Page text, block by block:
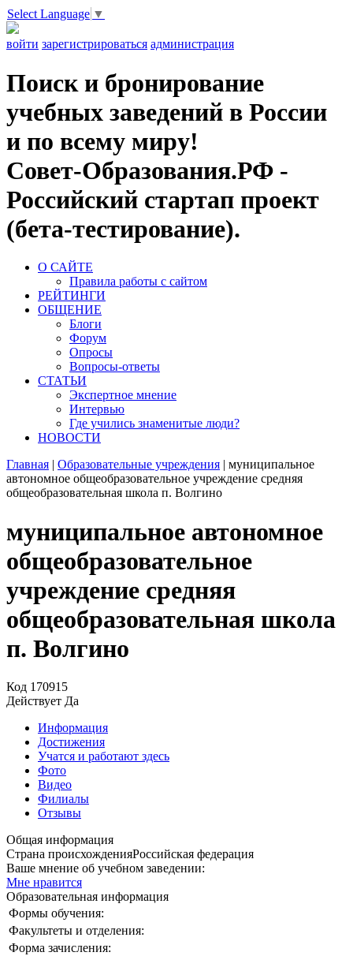
Select Language ▼
войти зарегистрироваться администрация
Поиск и бронирование
учебных заведений в России
и по всему миру!
Совет-Образования.РФ -
Российский стартап проект
(бета-тестирование).
О САЙТЕ
Правила работы с сайтом
РЕЙТИНГИ
ОБЩЕНИЕ
Блоги
Форум
Опросы
Вопросы-ответы
СТАТЬИ
Экспертное мнение
Интервью
Где учились знаменитые люди?
НОВОСТИ
Главная | Образовательные учреждения | муниципальное
автономное общеобразовательное учреждение средняя
общеобразовательная школа п. Волгино
муниципальное автономное
общеобразовательное
учреждение средняя
общеобразовательная школа
п. Волгино
Код 170915
Действует Да
Информация
Достижения
Учатся и работают здесь
Фото
Видео
Филиалы
Отзывы
Общая информация
Страна происхожденияРоссийская федерация
Ваше мнение об учебном заведении:
Мне нравится
Образовательная информация
Формы обучения:
Факультеты и отделения:
Форма зачисления: